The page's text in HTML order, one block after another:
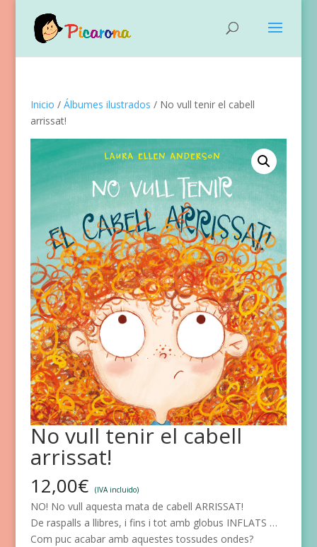
Inicio / Álbumes ilustrados / No vull tenir el cabell
arrissat!
No vull tenir el cabell
arrissat!
12,00€ (IVA incluido)
NO! No vull aquesta mata de cabell ARRISSAT!
De raspalls a llibres, i fins i tot amb globus INFLATS …
Com puc acabar amb aquestes tossudes ondes?